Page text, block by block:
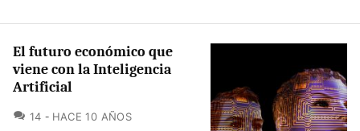
El futuro económico que
viene con la Inteligencia
Artificial
14 COMENTARIOS
HACE 10 AÑOS